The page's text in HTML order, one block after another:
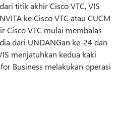
titik akhir Cisco VTC, VIS
ke Cisco VTC atau CUCM
Cisco VTC mulai membalas
dari UNDANGan ke-24 dan
menjatuhkan kedua kaki
Business melakukan operasi